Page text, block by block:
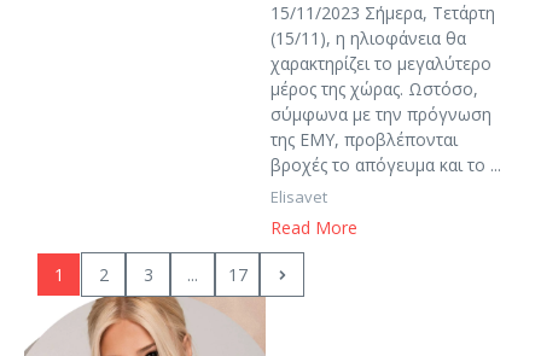
15/11/2023 Σήμερα, Τετάρτη
(15/11), η ηλιοφάνεια θα
χαρακτηρίζει το μεγαλύτερο
μέρος της χώρας. Ωστόσο,
σύμφωνα με την πρόγνωση
της ΕΜΥ, προβλέπονται
βροχές το απόγευμα και το ...
Elisavet
Read More
1 2 3 ... 17